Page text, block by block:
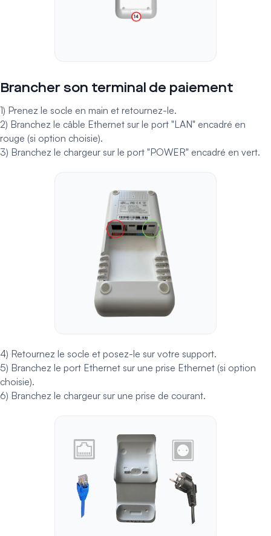
Brancher son terminal de paiement
1) Prenez le socle en main et retournez-le.
2) Branchez le câble Ethernet sur le port "LAN" encadré en
rouge (si option choisie).
3) Branchez le chargeur sur le port "POWER" encadré en vert.
4) Retournez le socle et posez-le sur votre support.
5) Branchez le port Ethernet sur une prise Ethernet (si option
choisie).
6) Branchez le chargeur sur une prise de courant.